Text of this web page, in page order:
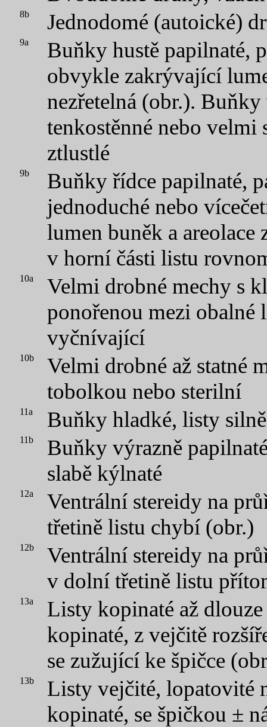
8b Jednodomé (autoické)
9a
Buňky hustě papilnaté,
obvykle zakrývající
nezřetelná (obr.).
tenkostěnné nebo velmi
ztlustlé
9b
Buňky řídce papilnaté,
jednoduché nebo
lumen buněk a
v horní části listu
10a
Velmi drobné mechy s
ponořenou mezi obalné
vyčnívající
10b
Velmi drobné až statné
tobolkou nebo sterilní
11a Buňky hladké, listy
11b
Buňky výrazně
slabě kýlnaté
12a
Ventrální stereidy na
třetině listu chybí (obr.)
12b
Ventrální stereidy na
v dolní třetině listu
13a
Listy kopinaté až
kopinaté, z vejčitě
se zužující ke špičce
13b
Listy vejčité, lopatovité
kopinaté, se špičkou ±